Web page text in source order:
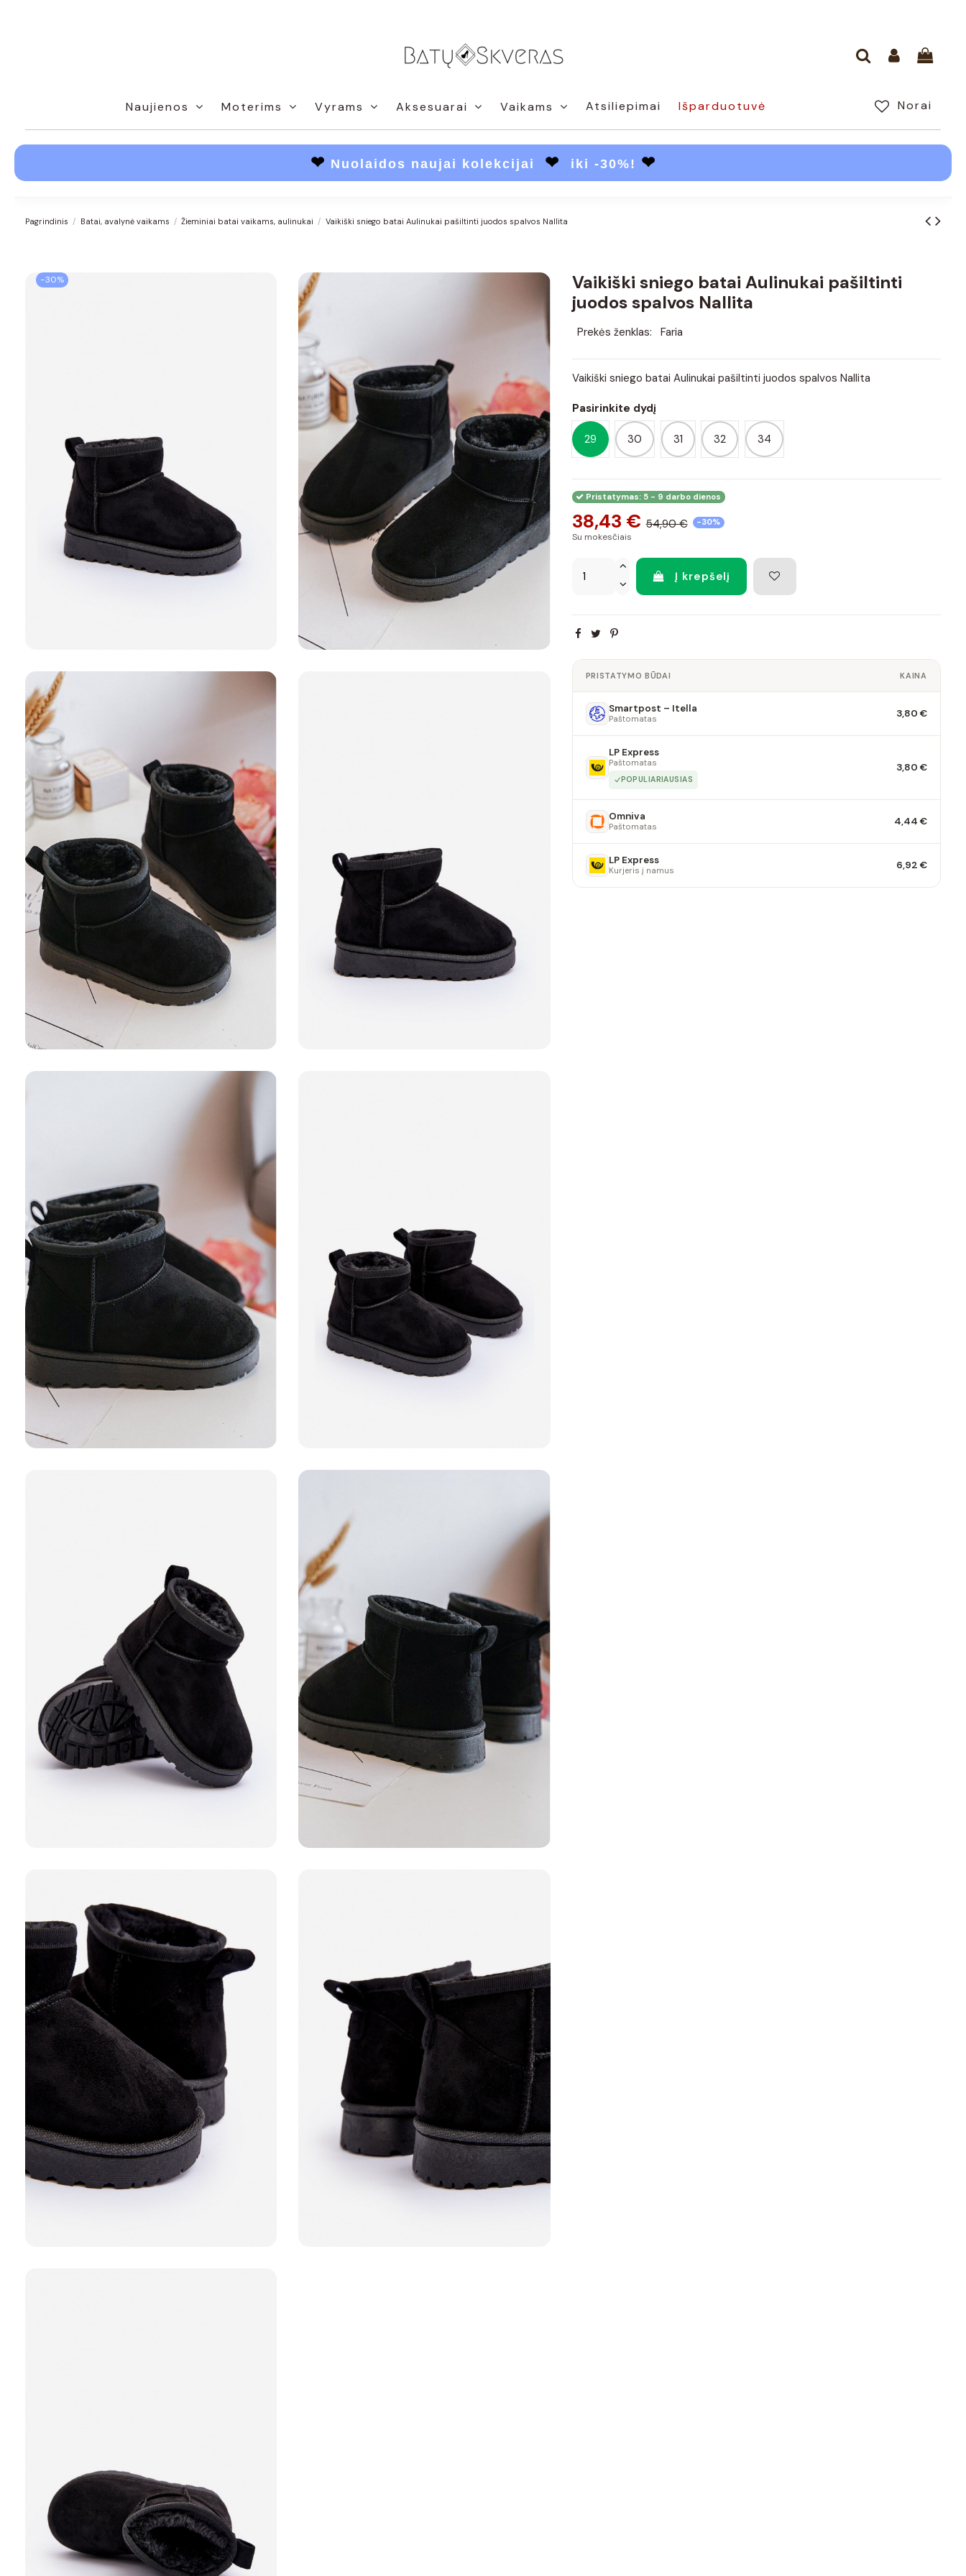
Naujienos Moterims Vyrams Aksesuarai Vaikams Atsiliepimai Norai
Išparduotuvė
❤ Nuolaidos naujai kolekcijai ❤ iki -30%! ❤
Pagrindinis Batai, avalynė vaikams Žieminiai batai vaikams, aulinukai Vaikiški sniego batai Aulinukai pašiltinti juodos spalvos Nallita
−30%
Vaikiški sniego batai Aulinukai pašiltinti
juodos spalvos Nallita
Prekės ženklas: Faria
Vaikiški sniego batai Aulinukai pašiltinti juodos spalvos Nallita
Pasirinkite dydį
29 30 31 32 34
Pristatymas: 5 - 9 darbo dienos
38,43 € 54,90 € -30%
Su mokesčiais
Į krepšelį
PRISTATYMO BŪDAI KAINA
Smartpost – Itella
Paštomatas 3,80 €
LP Express
Paštomatas
POPULIARIAUSIAS
3,80 €
Omniva
Paštomatas 4,44 €
LP Express
Kurjeris į namus 6,92 €